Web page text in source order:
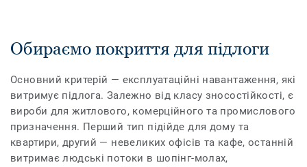
Обираємо покриття для підлоги
Основний критерій — експлуатаційні навантаження, які
витримує підлога. Залежно від класу зносостійкості, є
вироби для житлового, комерційного та промислового
призначення. Перший тип підійде для дому та
квартири, другий — невеликих офісів та кафе, останній
витримає людські потоки в шопінг-молах,